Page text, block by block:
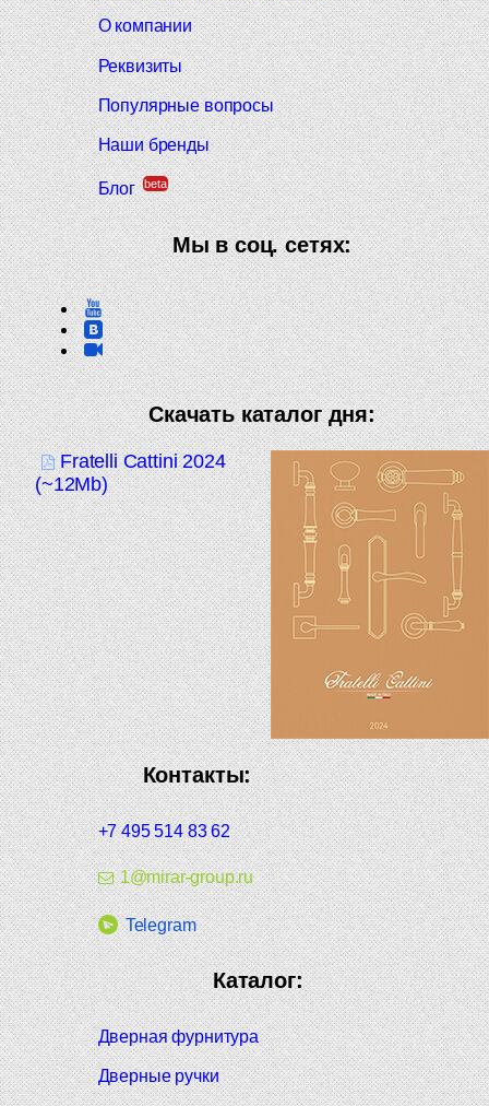
О компании
Реквизиты
Популярные вопросы
Наши бренды
Блог beta
Мы в соц. сетях:
Скачать каталог дня:
Fratelli Cattini 2024
(~12Mb)
Контакты:
+7 495 514 83 62
1@mirar-group.ru
Telegram
Каталог:
Дверная фурнитура
Дверные ручки